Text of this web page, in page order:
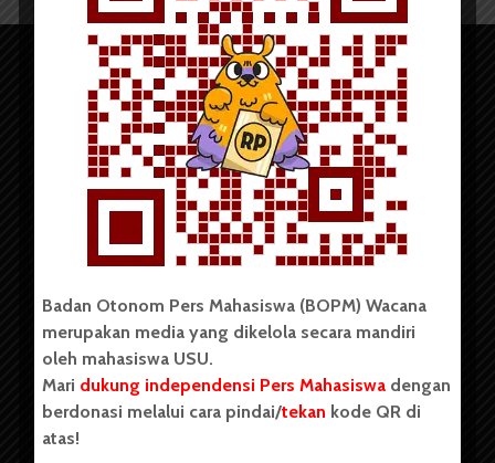
Copyright © 2023. All rights reserved BOPM WACANA.
Badan Otonom Pers Mahasiswa (BOPM) Wacana merupakan
pers mahasiswa yang berdiri di luar kampus dan dikelola
secara mandiri oleh mahasiswa Universitas Sumatera Utara
(USU). Sebelumnya BOPM Wacana merupakan salah satu
Unit Kegiatan Mahasiswa (UKM) di Universitas Sumatera
Badan Otonom Pers Mahasiswa (BOPM) Wacana
merupakan media yang dikelola secara mandiri
oleh mahasiswa USU.
Mari dukung independensi Pers Mahasiswa dengan
berdonasi melalui cara pindai/tekan kode QR di
atas!